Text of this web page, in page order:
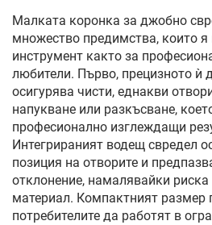
Малката коронка за джобно
множество предимства, които
инструмент както за
любители. Първо, прецизното ѝ
осигурява чисти, еднакви
напукване или разкъсване,
професионално изглеждащи
Интегрираният водещ свредел
позиция на отворите и
отклонение, намалявайки
материал. Компактният размер
потребителите да работят в